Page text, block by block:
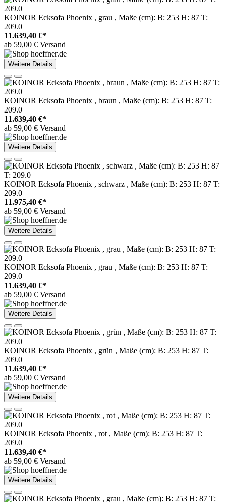
KOINOR Ecksofa Phoenix , grau , Maße (cm): B: 253 H: 87 T:
209.0
11.639,40 €*
ab 59,00 € Versand
Weitere Details
KOINOR Ecksofa Phoenix , braun , Maße (cm): B: 253 H: 87 T:
209.0
11.639,40 €*
ab 59,00 € Versand
Weitere Details
KOINOR Ecksofa Phoenix , schwarz , Maße (cm): B: 253 H: 87 T:
209.0
11.975,40 €*
ab 59,00 € Versand
Weitere Details
KOINOR Ecksofa Phoenix , grau , Maße (cm): B: 253 H: 87 T:
209.0
11.639,40 €*
ab 59,00 € Versand
Weitere Details
KOINOR Ecksofa Phoenix , grün , Maße (cm): B: 253 H: 87 T:
209.0
11.639,40 €*
ab 59,00 € Versand
Weitere Details
KOINOR Ecksofa Phoenix , rot , Maße (cm): B: 253 H: 87 T:
209.0
11.639,40 €*
ab 59,00 € Versand
Weitere Details